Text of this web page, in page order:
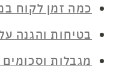
כמה זמן לקוח
בטיחות והגנה
מגבלות